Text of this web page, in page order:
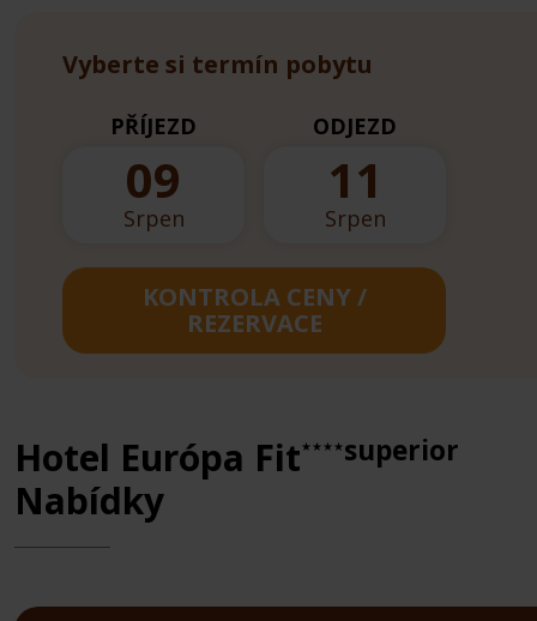
Vyberte si termín pobytu
PŘÍJEZD
09
Srpen
ODJEZD
11
Srpen
KONTROLA CENY /
REZERVACE
Hotel Európa Fit★★★★superior
Nabídky